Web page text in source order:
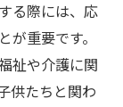
る際には、応
重要です。
祉や介護に関
供たちと関わ